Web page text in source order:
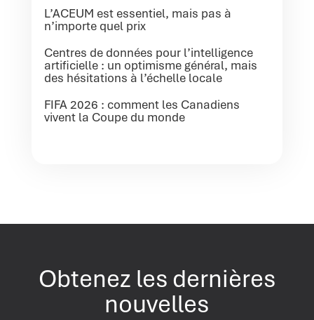
L’ACEUM est essentiel, mais pas à
n’importe quel prix
Centres de données pour l’intelligence
artificielle : un optimisme général, mais
des hésitations à l’échelle locale
FIFA 2026 : comment les Canadiens
vivent la Coupe du monde
Obtenez les dernières
nouvelles